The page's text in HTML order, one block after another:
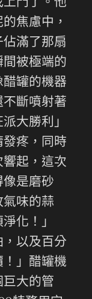
門了。他
焦慮中，
滿了那扇
被極端的
罐的機器
斷噴射著
大勝利」
疼，同時
起，這次
像是磨砂
味的蒜
化！」
，以及百分
」醋罐機
大的管